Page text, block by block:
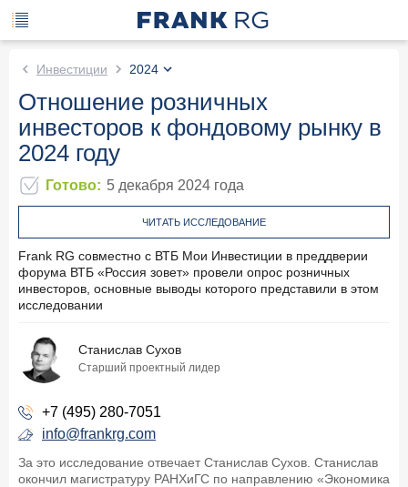
Инвестиции 2024
Отношение розничных
инвесторов к фондовому рынку в
2024 году
Готово: 5 декабря 2024 года
ЧИТАТЬ ИССЛЕДОВАНИЕ
Frank RG совместно с ВТБ Мои Инвестиции в преддверии
форума ВТБ «Россия зовет» провели опрос розничных
инвесторов, основные выводы которого представили в этом
исследовании
Станислав Сухов
Старший проектный лидер
+7 (495) 280-7051
info@frankrg.com
За это исследование отвечает Станислав Сухов. Станислав
окончил магистратуру РАНХиГС по направлению «Экономика